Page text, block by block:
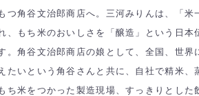
つ角谷文治郎商店へ。三河みりんは、「米
、もち米のおいしさを「醸造」という日本
。角谷文治郎商店の娘として、全国、世界
たいという角谷さんと共に、自社で精米、
ち米をつかった製造現場、すっきりとした